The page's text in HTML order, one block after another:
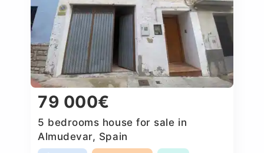
79 000€
5 bedrooms house for sale in
Almudevar, Spain